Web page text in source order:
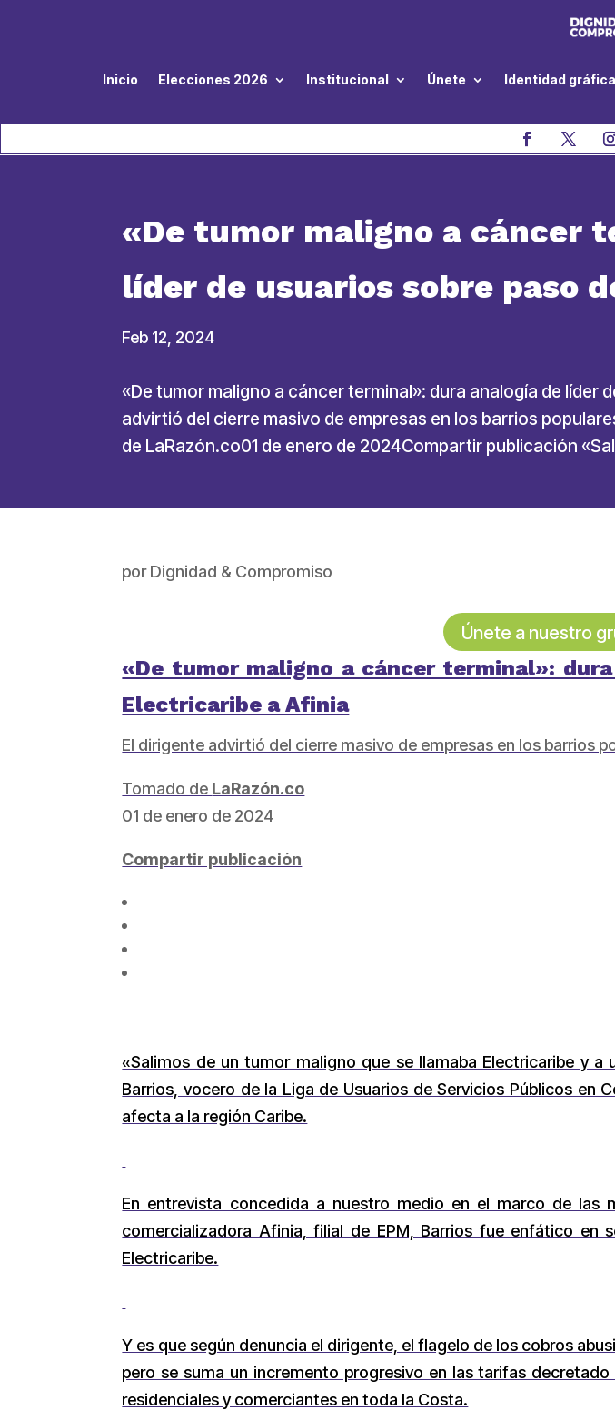
Inicio Elecciones 2026 Institucional Únete Identidad gráfica
«De tumor maligno a cáncer
líder de usuarios sobre paso
Feb 12, 2024
«De tumor maligno a cáncer terminal»: dura analogía de líder
advirtió del cierre masivo de empresas en los barrios
de LaRazón.co01 de enero de 2024Compartir publicación
porDignidad & Compromiso
Únete a nuestro
«De tumor maligno a cáncer terminal»:
Electricaribe a Afinia
El dirigente advirtió del cierre masivo de empresas en los barrios
Tomado de LaRazón.co
01 de enero de 2024
Compartir publicación
«Salimos de un tumor maligno que se llamaba Electricaribe y
Barrios, vocero de la Liga de Usuarios de Servicios Públicos en
afecta a la región Caribe.
En entrevista concedida a nuestro medio en el marco de las
comercializadora Afinia, filial de EPM, Barrios fue enfático
Electricaribe.
Y es que según denuncia el dirigente, el flagelo de los cobros
pero se suma un incremento progresivo en las tarifas
residenciales y comerciantes en toda la Costa.